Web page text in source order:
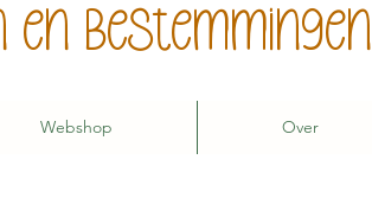
bestemmingen
Webshop Over